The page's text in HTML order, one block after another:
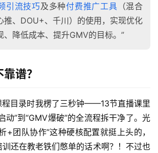
引流技巧及多种付费推广工具 （混合
推、DOU+、千川）的使用，实现优化
、降低成本、提升GMV的目标。”
谱？
程目录时我楞了三秒钟——13节直播课里
动”到“GMV爆破”的全流程拆干净了。光
+团队协作”这种硬核配置就挺上头的，
还在教老铁们憋单的话术啊？！不过也